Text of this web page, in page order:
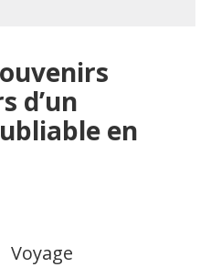
d’un
en
Voyage